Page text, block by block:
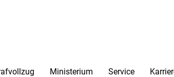
Ministerium Service